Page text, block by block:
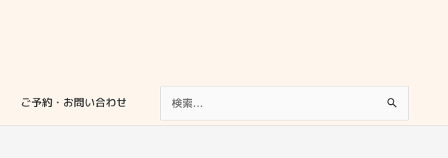
ご予約・お問い合わせ
索